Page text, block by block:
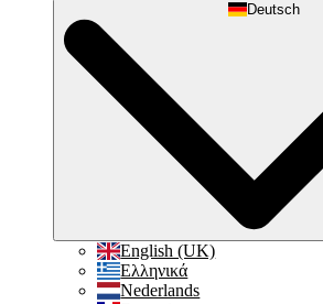
Deutsch
English (UK)
Ελληνικά
Nederlands